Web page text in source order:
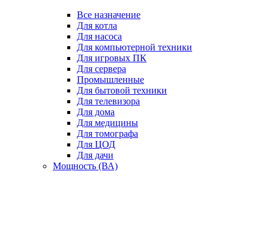
Все назначение
Для котла
Для насоса
Для компьютерной техники
Для игровых ПК
Для сервера
Промышленные
Для бытовой техники
Для телевизора
Для дома
Для медицины
Для томографа
Для ЦОД
Для дачи
Мощность (ВА)